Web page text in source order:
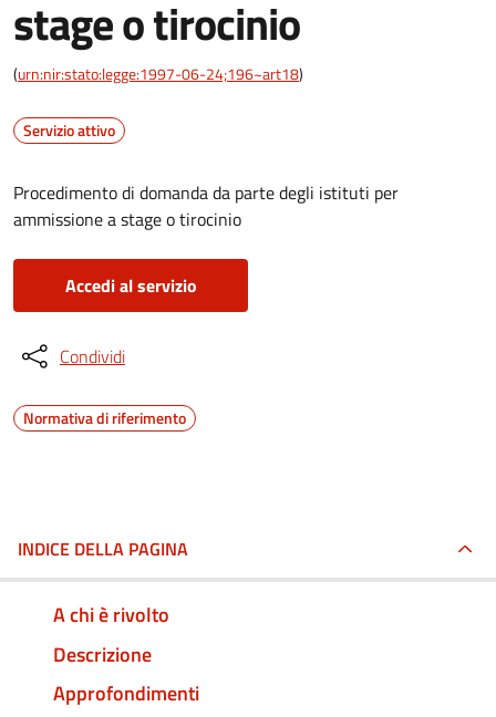
stage o tirocinio
(urn:nir:stato:legge:1997-06-24;196~art18)
Servizio attivo
Procedimento di domanda da parte degli istituti per
ammissione a stage o tirocinio
Accedi al servizio
Condividi
Normativa di riferimento
INDICE DELLA PAGINA
A chi è rivolto
Descrizione
Approfondimenti